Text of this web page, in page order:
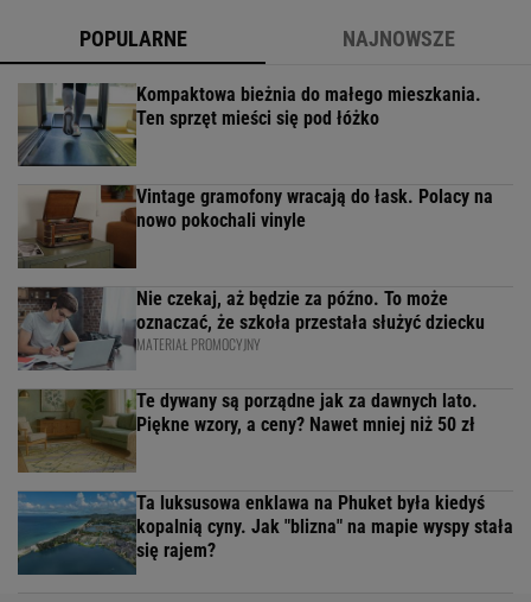
POPULARNE NAJNOWSZE
Kompaktowa bieżnia do małego mieszkania.
Ten sprzęt mieści się pod łóżko
Vintage gramofony wracają do łask. Polacy na
nowo pokochali vinyle
Nie czekaj, aż będzie za późno. To może
oznaczać, że szkoła przestała służyć dziecku
MATERIAŁ PROMOCYJNY
Te dywany są porządne jak za dawnych lato.
Piękne wzory, a ceny? Nawet mniej niż 50 zł
Ta luksusowa enklawa na Phuket była kiedyś
kopalnią cyny. Jak "blizna" na mapie wyspy stała
się rajem?